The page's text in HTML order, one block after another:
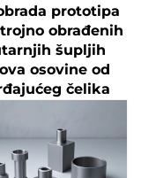
prototipa
obrađenih
šupljih
osovine od
čelika